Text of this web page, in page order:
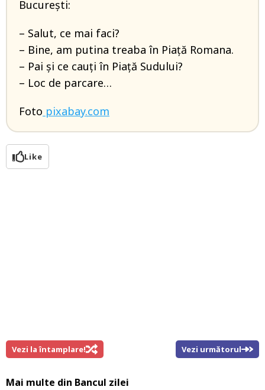
București:
– Salut, ce mai faci?
– Bine, am putina treaba în Piață Romana.
– Pai și ce cauți în Piață Sudului?
– Loc de parcare…
Foto pixabay.com
Like
Vezi la întamplare! Vezi următorul
Mai multe din Bancul zilei